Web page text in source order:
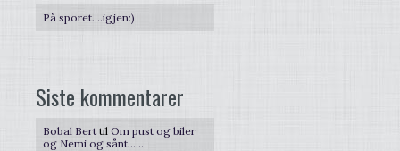
På sporet….igjen:)
Siste kommentarer
Bobal Bert tilOm pust og biler
og Nemi og sånt……